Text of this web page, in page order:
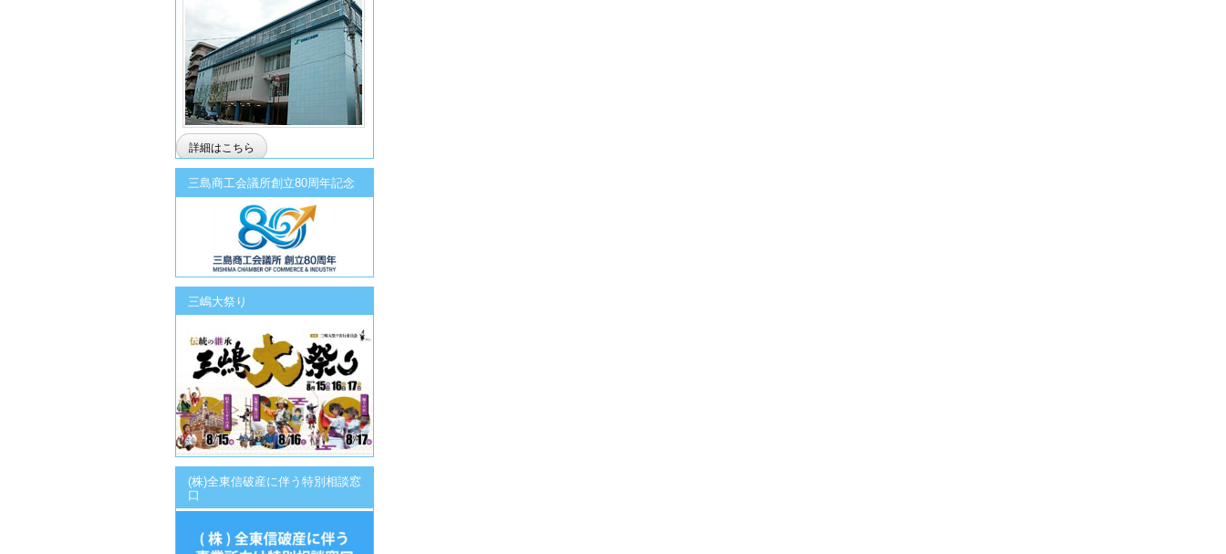
詳細はこちら
三島商工会議所創立80周年記念
三嶋大祭り
(株)全東信破産に伴う特別相談窓
口